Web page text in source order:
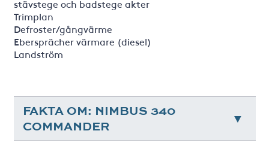
stävstege och badstege akter
Trimplan
Defroster/gångvärme
Ebersprächer värmare (diesel)
Landström
FAKTA OM: NIMBUS 340
COMMANDER